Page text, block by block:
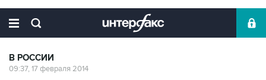
В РОССИИ
09:37, 17 февраля 2014